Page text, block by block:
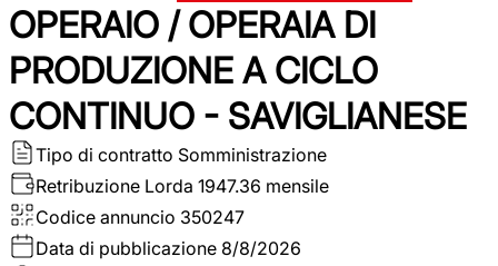
OPERAIO / OPERAIA DI
PRODUZIONE A CICLO
CONTINUO - SAVIGLIANESE
Tipo di contratto Somministrazione
Retribuzione Lorda 1947.36 mensile
Codice annuncio 350247
Data di pubblicazione 8/8/2026